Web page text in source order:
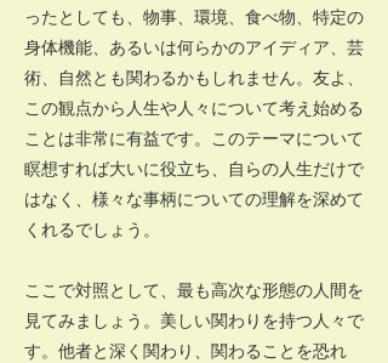
ったとしても、物事、環境、食べ物、特定の
身体機能、あるいは何らかのアイディア、芸
術、自然とも関わるかもしれません。友よ、
この観点から人生や人々について考え始める
ことは非常に有益です。このテーマについて
瞑想すれば大いに役立ち、自らの人生だけで
はなく、様々な事柄についての理解を深めて
くれるでしょう。
ここで対照として、最も高次な形態の人間を
見てみましょう。美しい関わりを持つ人々で
す。他者と深く関わり、関わることを恐れ